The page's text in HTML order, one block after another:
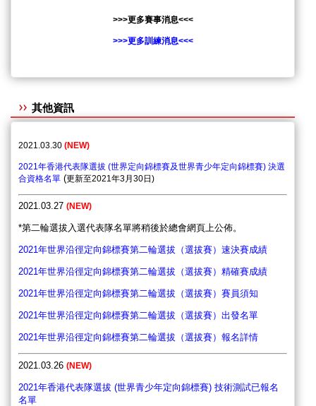
>>>更多賽事消息<<<
>>>更多訓練消息<<<
其他資訊
2021.03.30 (NEW)
2021年香港代表隊選拔 (世界定向錦標賽及世界青少年定向錦標賽) 決選
合資格名單 (更新至2021 年3月30日)
2021.03.27 (NEW)
*第二輪選拔入選代表隊名單將稍後於總會網頁上公佈。
2021年世界沿徑定向錦標賽第二輪選拔（選拔賽）速決賽成績
2021年世界沿徑定向錦標賽第二輪選拔（選拔賽）精確賽成績
2021年世界沿徑定向錦標賽第二輪選拔（選拔賽）賽員須知
2021年世界沿徑定向錦標賽第二輪選拔（選拔賽）出發名單
2021年世界沿徑定向錦標賽第二輪選拔（選拔賽）報名詳情
2021.03.26 (NEW)
2021年香港代表隊選拔 (世界青少年定向錦標賽) 技術測試已報名
名單